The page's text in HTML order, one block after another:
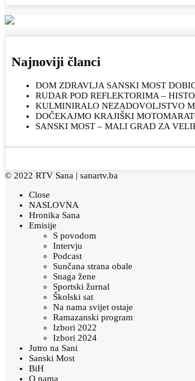
Najnoviji članci
DOM ZDRAVLJA SANSKI MOST
RUDAR POD REFLEKTORIMA –
KULMINIRALO NEZADOVOLJSTVO
DOČEKAJMO KRAJIŠKI
SANSKI MOST – MALI GRAD ZA
© 2022 RTV Sana | sanartv.ba
Close
NASLOVNA
Hronika Sana
Emisije
S povodom
Intervju
Podcast
Sunčana strana obale
Snaga žene
Sportski žurnal
Školski sat
Na nama svijet ostaje
Ramazanski program
Izbori 2022
Izbori 2024
Jutro na Sani
Sanski Most
BiH
O nama